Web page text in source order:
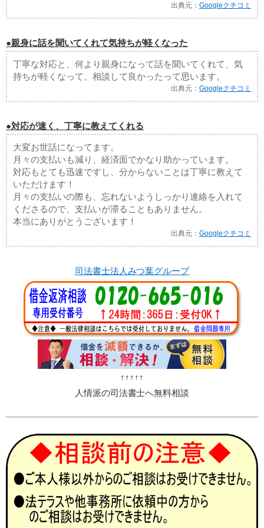
出典元：Googleクチコミ
●親身に話を聞いてくれて気持ちが軽くなった
丁寧な対応と、何より親身になって話を聞いてくれて、気
持ちが軽くなって、相談して良かったって思います。
出典元：Googleクチコミ
●対応が速く、丁寧に教えてくれる
大変お世話になってます。
月々の支払いも減り、経済面でかなり助かっています。
対応もとても迅速ですし、分からないことは丁寧に教えて
いただけます！
月々の支払いの際も、忘れないようしっかり連絡を入れて
くださるので、支払いが滞ることもありません。
本当にありがとうございます！
出典元：Googleクチコミ
司法書士法人みつ葉グループ
↑↑↑↑↑
人情派の司法書士へ無料相談